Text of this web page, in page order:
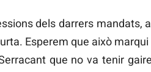
dels darrers mandats,
Esperem que això
que no va tenir